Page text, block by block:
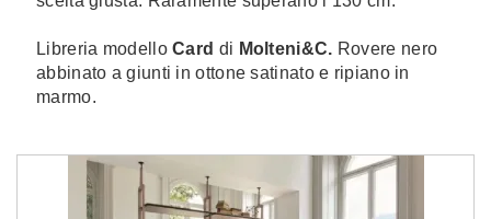
Libreria modelloCard di Molteni&C. Rovere nero
abbinato a giunti in ottone satinato e ripiano in
marmo.